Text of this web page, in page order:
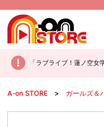
「ラブライブ！蓮ノ空
A-on STORE ガールズ＆